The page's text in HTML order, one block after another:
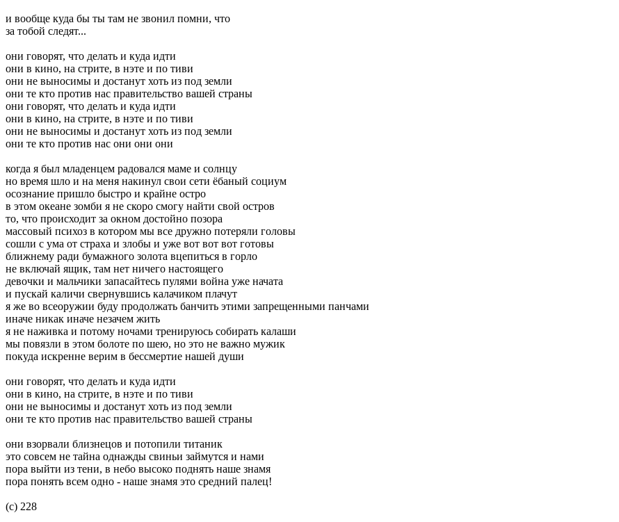
и вообще куда бы ты там не звонил помни, что
за тобой следят...
они говорят, что делать и куда идти
они в кино, на стрите, в нэте и по тиви
они не выносимы и достанут хоть из под земли
они те кто против нас правительство вашей страны
они говорят, что делать и куда идти
они в кино, на стрите, в нэте и по тиви
они не выносимы и достанут хоть из под земли
они те кто против нас они они они
когда я был младенцем радовался маме и солнцу
но время шло и на меня накинул свои сети ёбаный социум
осознание пришло быстро и крайне остро
в этом океане зомби я не скоро смогу найти свой остров
то, что происходит за окном достойно позора
массовый психоз в котором мы все дружно потеряли головы
сошли с ума от страха и злобы и уже вот вот вот готовы
ближнему ради бумажного золота вцепиться в горло
не включай ящик, там нет ничего настоящего
девочки и мальчики запасайтесь пулями война уже начата
и пускай каличи свернувшись калачиком плачут
я же во всеоружии буду продолжать банчить этими запрещенными панчами
иначе никак иначе незачем жить
я не наживка и потому ночами тренируюсь собирать калаши
мы повязли в этом болоте по шею, но это не важно мужик
покуда искренне верим в бессмертие нашей души
они говорят, что делать и куда идти
они в кино, на стрите, в нэте и по тиви
они не выносимы и достанут хоть из под земли
они те кто против нас правительство вашей страны
они взорвали близнецов и потопили титаник
это совсем не тайна однажды свиньи займутся и нами
пора выйти из тени, в небо высоко поднять наше знамя
пора понять всем одно - наше знамя это средний палец!
(c) 228